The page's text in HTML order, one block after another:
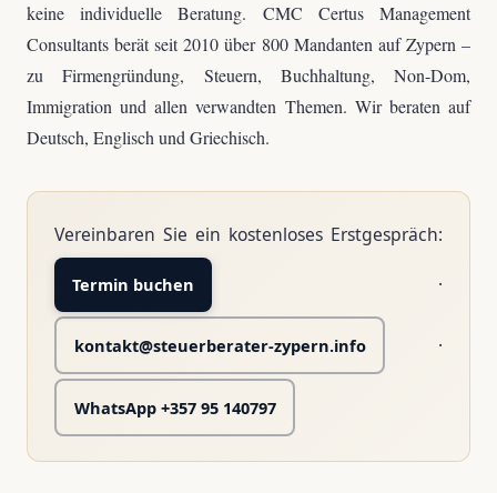
keine individuelle Beratung. CMC Certus Management
Consultants berät seit 2010 über 800 Mandanten auf Zypern –
zu Firmengründung, Steuern, Buchhaltung, Non-Dom,
Immigration und allen verwandten Themen. Wir beraten auf
Deutsch, Englisch und Griechisch.
Vereinbaren Sie ein kostenloses Erstgespräch:
Termin buchen ·
kontakt@steuerberater-zypern.info ·
WhatsApp +357 95 140797